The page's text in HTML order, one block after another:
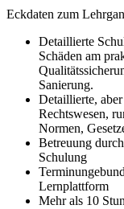
Eckdaten zum
Detaillierte
Schäden am
Sanierung.
Detaillierte,
Rechtswesen,
Normen,
Betreuung
Schulung
Lernplattform
Mehr als 10